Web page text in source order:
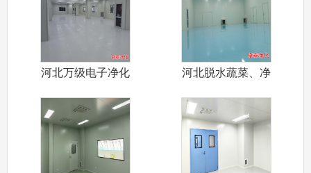
河北万级电子净化
河北脱水蔬菜、净